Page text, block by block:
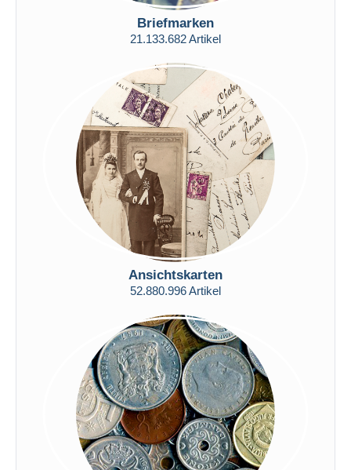
Kostenloser Versand
PayPal
Banküberweisung
Visa
Mastercard
Bancontact
iDeal
Maestro
Gesamte Auswahl aufheben
Wohnsitz des Verkäufers
Übernehmen
Briefmarken
21.133.682 Artikel
Ansichtskarten
52.880.996 Artikel